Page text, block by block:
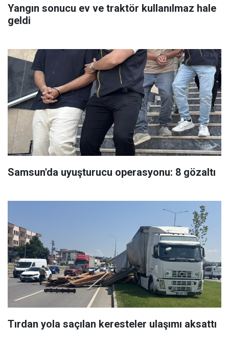
Yangın sonucu ev ve traktör kullanılmaz hale
geldi
Samsun'da uyuşturucu operasyonu: 8 gözaltı
Tırdan yola saçılan keresteler ulaşımı aksattı